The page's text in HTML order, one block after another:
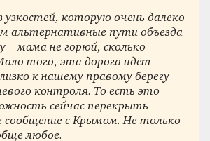
узкостей, которую очень далеко
альтернативные пути объезда
– мама не горюй, сколько
того, эта дорога идёт
к нашему правому берегу
контроля. То есть это
сейчас перекрыть
сообщение с Крымом. Не только
любое.